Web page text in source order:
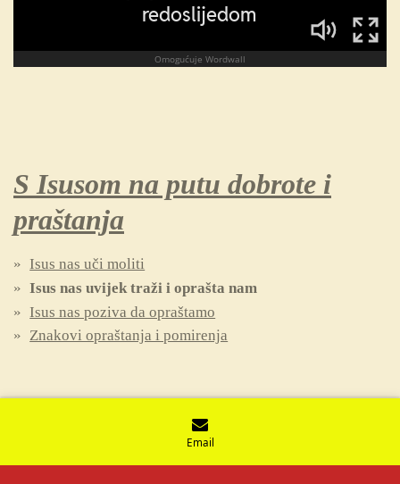
S Isusom na putu dobrote i
praštanja
Isus nas uči moliti
Isus nas uvijek traži i oprašta nam
Isus nas poziva da opraštamo
Znakovi opraštanja i pomirenja
Email